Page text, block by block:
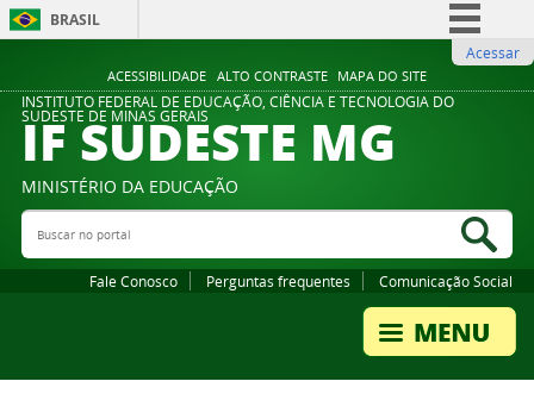
ACESSIBILIDADE ALTO CONTRASTE MAPA DO SITE
BRASIL
Comunica BR
Participe
Legislação
Acessar
INSTITUTO FEDERAL DE EDUCAÇÃO, CIÊNCIA E TECNOLOGIA DO
SUDESTE DE MINAS GERAIS
IF SUDESTE MG
MINISTÉRIO DA EDUCAÇÃO
Buscar no portal
Fale Conosco Perguntas frequentes Comunicação Social